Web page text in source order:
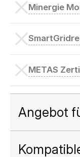
Minergie
METAS
Angebot